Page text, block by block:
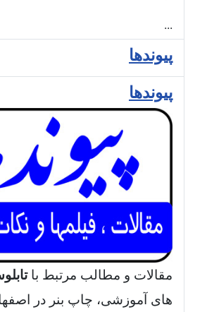
...
پیوندها
پیوندها
مقالات و مطالب مرتبط با
های آموزشی، چاپ بنر در